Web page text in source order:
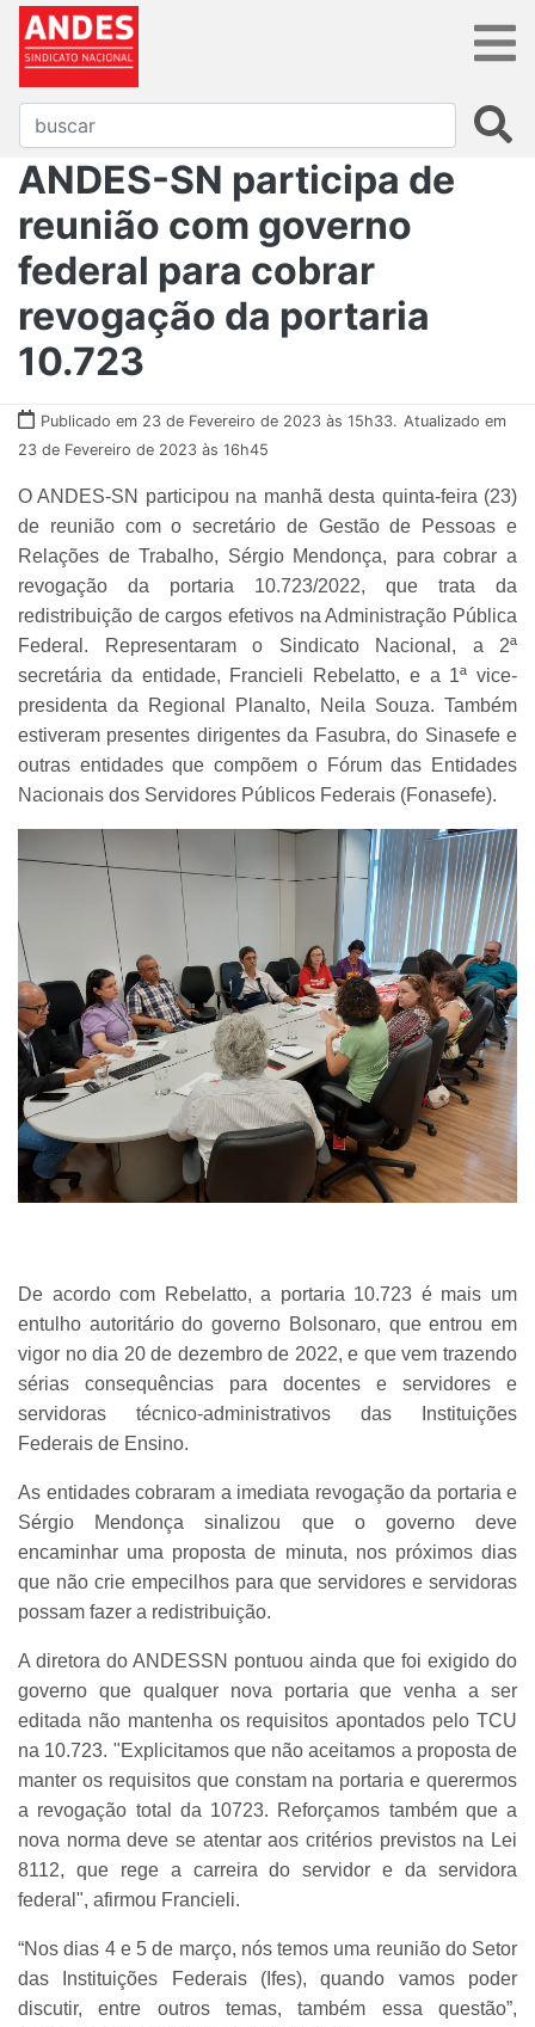
ANDES-SN participa de
reunião com governo
federal para cobrar
revogação da portaria
10.723
Publicado em 23 de Fevereiro de 2023 às 15h33. Atualizado em
23 de Fevereiro de 2023 às 16h45
O ANDES-SN participou na manhã desta quinta-feira (23)
de reunião com o secretário de Gestão de Pessoas e
Relações de Trabalho, Sérgio Mendonça, para cobrar a
revogação da portaria 10.723/2022, que trata da
redistribuição de cargos efetivos na Administração Pública
Federal. Representaram o Sindicato Nacional, a 2ª
secretária da entidade, Francieli Rebelatto, e a 1ª vice-
presidenta da Regional Planalto, Neila Souza. Também
estiveram presentes dirigentes da Fasubra, do Sinasefe e
outras entidades que compõem o Fórum das Entidades
Nacionais dos Servidores Públicos Federais (Fonasefe).
De acordo com Rebelatto, a portaria 10.723 é mais um
entulho autoritário do governo Bolsonaro, que entrou em
vigor no dia 20 de dezembro de 2022, e que vem trazendo
sérias consequências para docentes e servidores e
servidoras técnico-administrativos das Instituições
Federais de Ensino.
As entidades cobraram a imediata revogação da portaria e
Sérgio Mendonça sinalizou que o governo deve
encaminhar uma proposta de minuta, nos próximos dias
que não crie empecilhos para que servidores e servidoras
possam fazer a redistribuição.
A diretora do ANDESSN pontuou ainda que foi exigido do
governo que qualquer nova portaria que venha a ser
editada não mantenha os requisitos apontados pelo TCU
na 10.723. "Explicitamos que não aceitamos a proposta de
manter os requisitos que constam na portaria e querermos
a revogação total da 10723. Reforçamos também que a
nova norma deve se atentar aos critérios previstos na Lei
8112, que rege a carreira do servidor e da servidora
federal", afirmou Francieli.
“Nos dias 4 e 5 de março, nós temos uma reunião do Setor
das Instituições Federais (Ifes), quando vamos poder
discutir, entre outros temas, também essa questão”,